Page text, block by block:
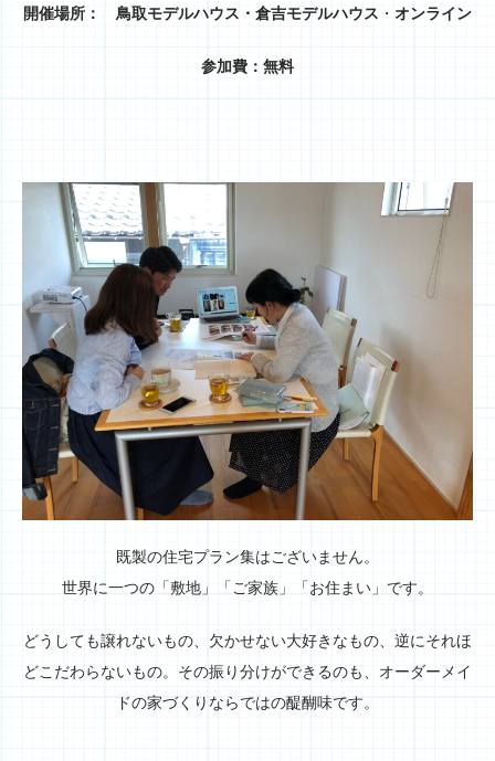
開催場所： 鳥取モデルハウス・倉吉モデルハウス ・ オンライン
参加費：無料
既製の住宅プラン集はございません。
世界に一つの「敷地」「ご家族」「お住まい」です。
どうしても譲れないもの、欠かせない大好きなもの、逆にそれほ
どこだわらないもの。その振り分けができるのも、オーダーメイ
ドの家づくりならではの醍醐味です。